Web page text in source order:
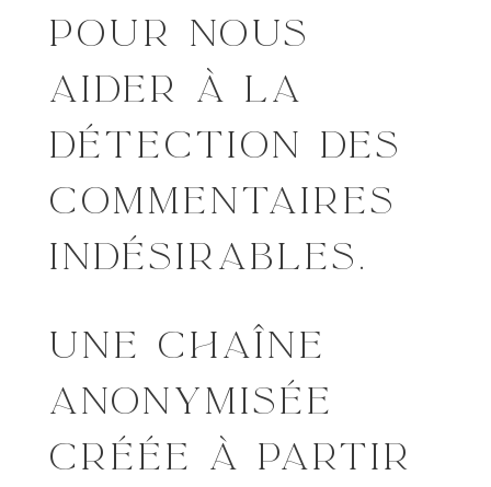
POUR NOUS
AIDER À LA
DÉTECTION DES
COMMENTAIRES
INDÉSIRABLES.
UNE CHAÎNE
ANONYMISÉE
CRÉÉE À PARTIR